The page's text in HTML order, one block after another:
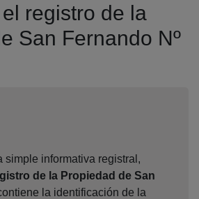
registro de la
San Fernando Nº
nueva
simple informativa registral,
de la Propiedad de San
la identificación de la